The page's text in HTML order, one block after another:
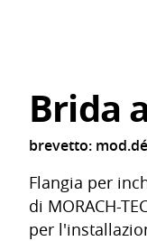
Brida
brevetto:
Flangia per
di MORACH-
per